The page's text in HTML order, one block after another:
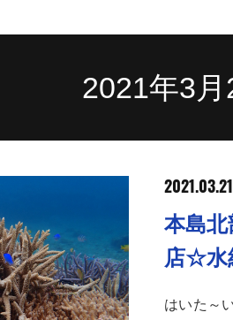
2021年3
2021.03.21
本島
店☆水
はいた～